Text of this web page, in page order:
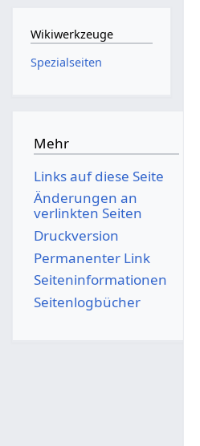
Wikiwerkzeuge
Spezialseiten
Mehr
Links auf diese Seite
Änderungen an
verlinkten Seiten
Druckversion
Permanenter Link
Seiten­­informationen
Seitenlogbücher